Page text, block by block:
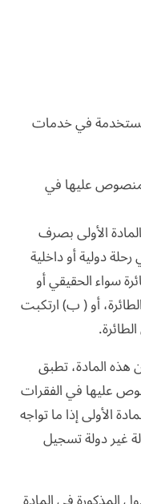
مستخدمة في خدمات
عليها في
من الفقرة (1) من المادة الأولى بصرف
دولية أو داخلية
سواء الحقيقي أو
أو ( ب) ارتكبت
مما ورد في الفقرة (2) من هذه المادة، تطبق
عليها في الفقرات
من الفقرة (1) من المادة الأولى إذا ما تواجه
غير دولة تسجيل